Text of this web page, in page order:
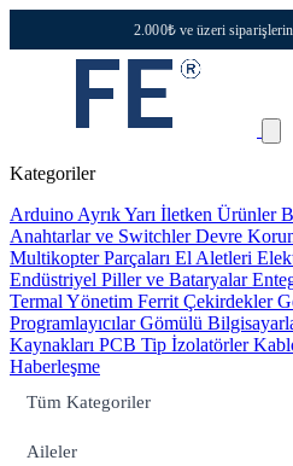
2.000₺ ve üzeri
Kategoriler
Arduino Ayrık Yarı İletken Ürünler
Anahtarlar ve SwitchlerDevre
Multikopter Parçaları El Aletleri
Endüstriyel Piller ve Bataryalar
Termal Yönetim Ferrit Çekirdekler
ProgramlayıcılarGömülü
Kaynakları PCB Tip İzolatörler
Haberleşme
Tüm Kategoriler
Aileler